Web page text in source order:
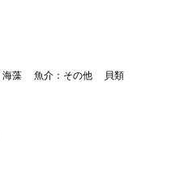
海藻 魚介：その他 貝類